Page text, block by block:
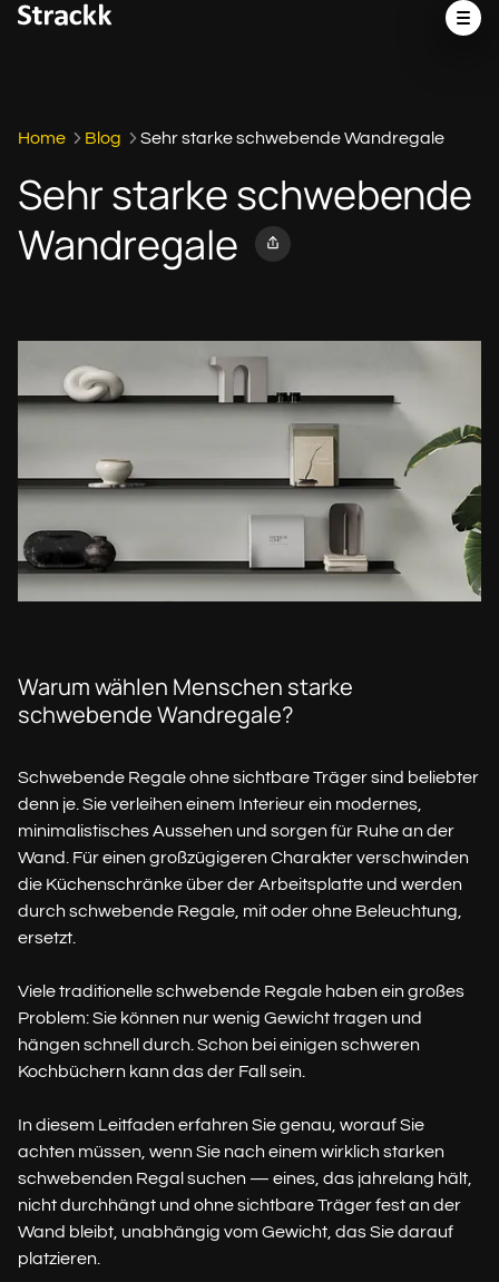
Home Blog Sehr starke schwebende Wandregale
Sehr starke schwebende
Wandregale
Warum wählen Menschen starke
schwebende Wandregale?
Schwebende Regale ohne sichtbare Träger sind beliebter
denn je. Sie verleihen einem Interieur ein modernes,
minimalistisches Aussehen und sorgen für Ruhe an der
Wand. Für einen großzügigeren Charakter verschwinden
die Küchenschränke über der Arbeitsplatte und werden
durch schwebende Regale, mit oder ohne Beleuchtung,
ersetzt.
Viele traditionelle schwebende Regale haben ein großes
Problem: Sie können nur wenig Gewicht tragen und
hängen schnell durch. Schon bei einigen schweren
Kochbüchern kann das der Fall sein.
In diesem Leitfaden erfahren Sie genau, worauf Sie
achten müssen, wenn Sie nach einem wirklich starken
schwebenden Regal suchen — eines, das jahrelang hält,
nicht durchhängt und ohne sichtbare Träger fest an der
Wand bleibt, unabhängig vom Gewicht, das Sie darauf
platzieren.